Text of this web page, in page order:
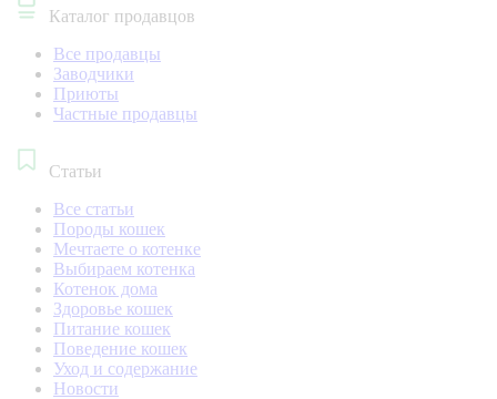
Каталог продавцов
Все продавцы
Заводчики
Приюты
Частные продавцы
Статьи
Все статьи
Породы кошек
Мечтаете о котенке
Выбираем котенка
Котенок дома
Здоровье кошек
Питание кошек
Поведение кошек
Уход и содержание
Новости